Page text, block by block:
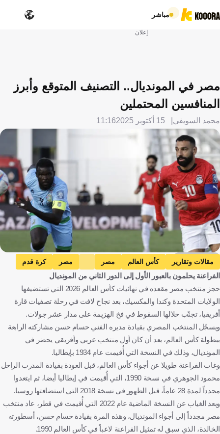
مباشر
إعلان
مصر في المونديال.. التصنيف المتوقع وأبرز
المنافسين المحتملين
محمد السويفي 15 أكتوبر 2025 11:16
Getty Images
مقالات وتقارير كأس العالم مصر مصر كرة قدم
الفراعنة يحلمون بالعبور الأول إلى الدور الثاني من المونديال
حجز منتخب مصر مقعده في نهائيات كأس العالم 2026 التي تستضيفها
الولايات المتحدة وكندا والمكسيك، بعد نجاح لافت في رحلة تصفيات قارة
أفريقيا، تجنّب خلالها السقوط في فخ الهزيمة على مدار عشر جولات.
ويسجّل المنتخب المصري بقيادة مديره الفني حسام حسن مشاركته الرابعة
ببطولة كأس العالم، بعد أن كان أول منتخب عربي وأفريقي يحضر في
المونديال، وذلك في النسخة التي أُقيمت عام 1934 بإيطاليا.
وغاب الفراعنة طويلا عن أجواء كأس العالم، قبل العودة بقيادة المدرب الراحل
محمود الجوهري في نسخة 1990، التي أُقيمت في إيطاليا أيضا، ثم ايتعدوا
مجدداً لمدة 28 عاماً، قبل الظهور في نسخة 2018 التي استضافتها روسيا.
وبعد الغياب عن النسخة الماضية عام 2022 التي أُقيمت في قطر، عاد منتخب
مصر مجدداً إلى أجواء المونديال، وهذه المرة بقيادة حسام حسن، أسطورته
الخالدة، الذي سبق له تمثيل الفراعنة لاعباً في كأس العالم 1990.